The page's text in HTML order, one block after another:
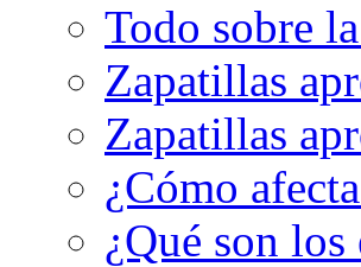
Todo sobre
Zapatillas
Zapatillas
¿Cómo
¿Qué son